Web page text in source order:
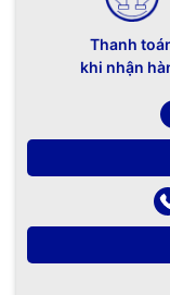
Thanh
khi nhận